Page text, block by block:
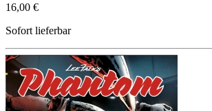
16,00 €
Sofort lieferbar